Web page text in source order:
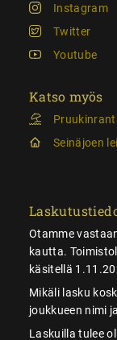
Instagram
Twitter
Youtube
Katso myös
Seinäjoen
Otamme
kautta.
käsitellä
Mikäli lasku
joukkueen nimi
Laskuilla tulee